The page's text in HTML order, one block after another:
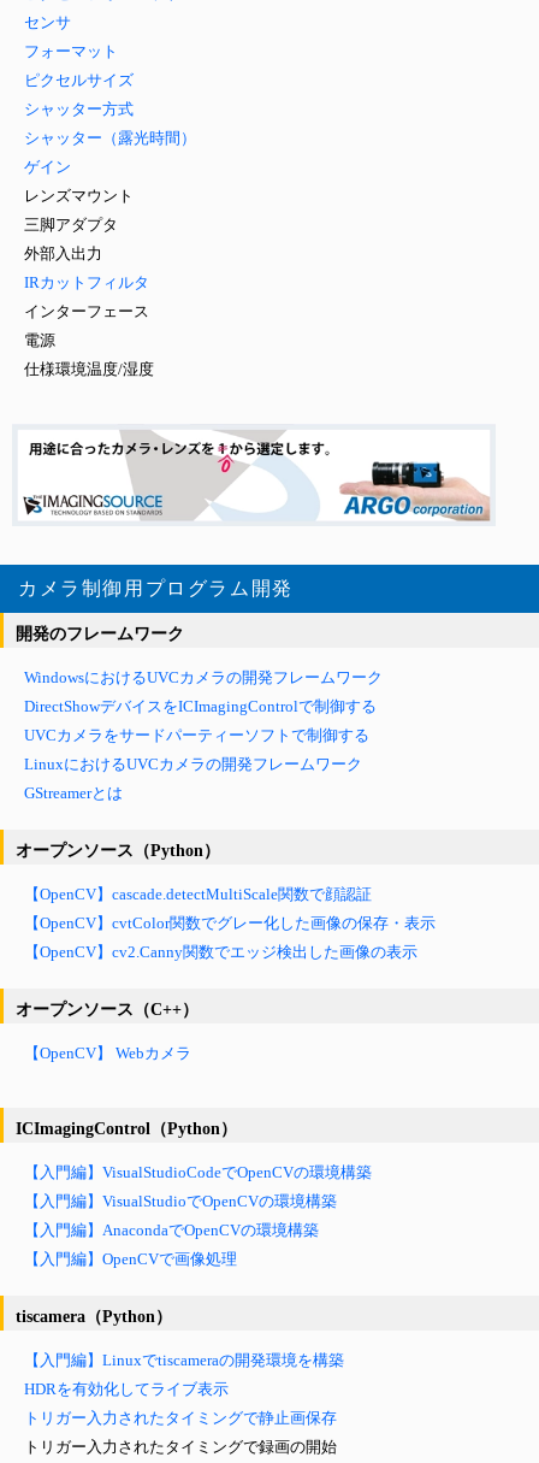
センサ
フォーマット
ピクセルサイズ
シャッター方式
シャッター（露光時間）
ゲイン
レンズマウント
三脚アダプタ
外部入出力
IRカットフィルタ
インターフェース
電源
仕様環境温度/湿度
カメラ制御用プログラム開発
開発のフレームワーク
WindowsにおけるUVCカメラの開発フレームワーク
DirectShowデバイスをICImagingControlで制御する
UVCカメラをサードパーティーソフトで制御する
LinuxにおけるUVCカメラの開発フレームワーク
GStreamerとは
オープンソース（Python）
【OpenCV】cascade.detectMultiScale関数で顔認証
【OpenCV】cvtColor関数でグレー化した画像の保存・表示
【OpenCV】cv2.Canny関数でエッジ検出した画像の表示
オープンソース（C++）
【OpenCV】 Webカメラ
ICImagingControl（Python）
【入門編】VisualStudioCodeでOpenCVの環境構築
【入門編】VisualStudioでOpenCVの環境構築
【入門編】AnacondaでOpenCVの環境構築
【入門編】OpenCVで画像処理
tiscamera（Python）
【入門編】Linuxでtiscameraの開発環境を構築
HDRを有効化してライブ表示
トリガー入力されたタイミングで静止画保存
トリガー入力されたタイミングで録画の開始